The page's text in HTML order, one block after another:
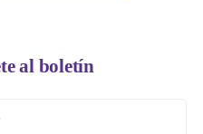
al boletín